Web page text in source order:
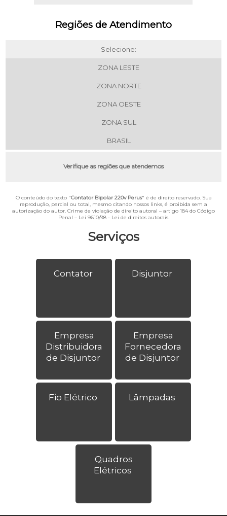
Serviços
Contator Disjuntor
Empresa
Distribuidora
de Disjuntor
Empresa
Fornecedora
de Disjuntor
Fio Elétrico Lâmpadas
Quadros
Elétricos
Regiões de Atendimento
Selecione:
ZONA LESTE
ZONA NORTE
ZONA OESTE
ZONA SUL
BRASIL
Verifique as regiões que atendemos
O conteúdo do texto "Contator Bipolar 220v Perus" é de direito reservado. Sua
reprodução, parcial ou total, mesmo citando nossos links, é proibida sem a
autorização do autor. Crime de violação de direito autoral – artigo 184 do Código
Penal – Lei 9610/98 - Lei de direitos autorais.